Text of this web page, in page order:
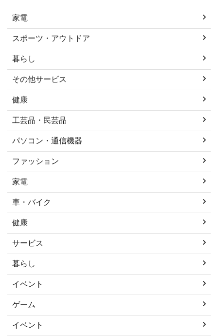
家電
スポーツ・アウトドア
暮らし
その他サービス
健康
工芸品・民芸品
パソコン・通信機器
ファッション
家電
車・バイク
健康
サービス
暮らし
イベント
ゲーム
イベント